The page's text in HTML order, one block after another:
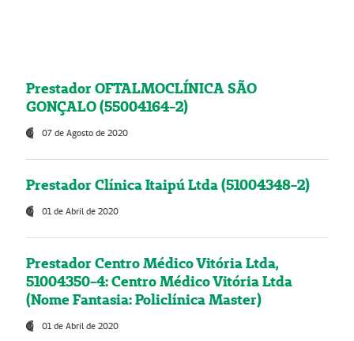
Prestador OFTALMOCLÍNICA SÃO
GONÇALO (55004164-2)
07 de Agosto de 2020
Prestador Clínica Itaipú Ltda (51004348-2)
01 de Abril de 2020
Prestador Centro Médico Vitória Ltda,
51004350-4: Centro Médico Vitória Ltda
(Nome Fantasia: Policlínica Master)
01 de Abril de 2020